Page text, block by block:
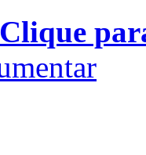
Clique